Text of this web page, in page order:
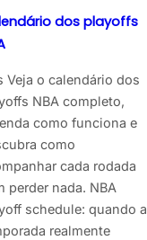
dos playoffs
Veja o calendário dos
NBA completo,
como funciona e
como
cada rodada
perder nada. NBA
schedule: quando a
realmente